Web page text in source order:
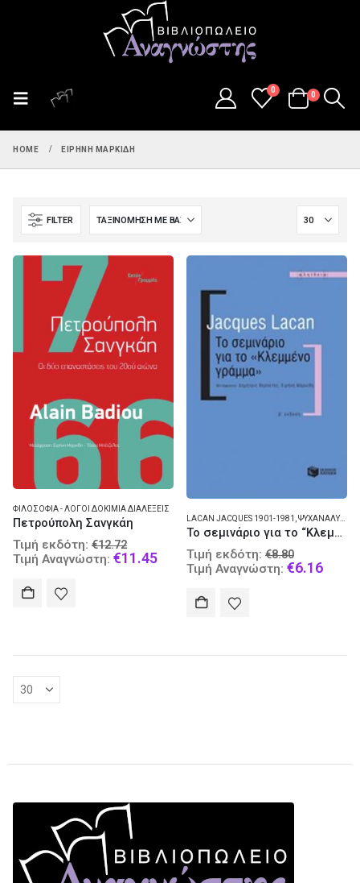
0
0
HOME ΕΙΡΉΝΗ ΜΑΡΚΊΔΗ
FILTER
ΦΙΛΟΣΟΦΊΑ - ΛΌΓΟΙ ΔΟΚΊΜΙΑ ΔΙΑΛΈΞΕΙΣ
Πετρούπολη Σανγκάη
Τιμή εκδότη: €12.72
price
Τιμή Αναγνώστη: €11.45Current
price
€11.45.
LACAN JACQUES 1901-1981 ΨΥΧΑΝΆΛΥΣΗ
Το σεμινάριο για το “Κλεμμένο γράμμα”
Τιμή εκδότη: €8.80
price
Τιμή Αναγνώστη: €6.16